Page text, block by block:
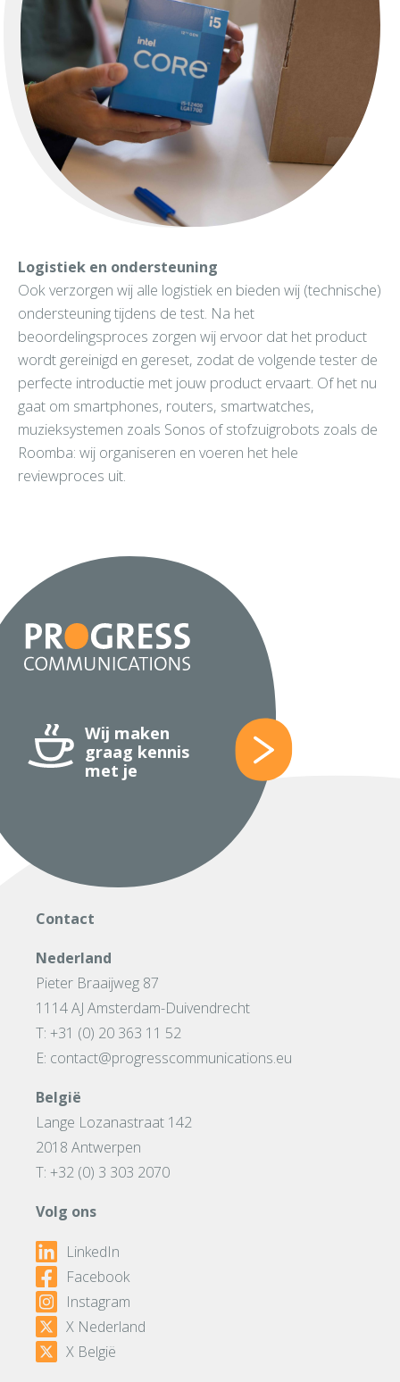
Logistiek en ondersteuning
Ook verzorgen wij alle logistiek en bieden wij (technische)
ondersteuning tijdens de test. Na het
beoordelingsproces zorgen wij ervoor dat het product
wordt gereinigd en gereset, zodat de volgende tester de
perfecte introductie met jouw product ervaart. Of het nu
gaat om smartphones, routers, smartwatches,
muzieksystemen zoals Sonos of stofzuigrobots zoals de
Roomba: wij organiseren en voeren het hele
reviewproces uit.
Wij maken
graag kennis
met je
Contact
Nederland
Pieter Braaijweg 87
1114 AJ Amsterdam-Duivendrecht
T: +31 (0) 20 363 11 52
E: contact@progresscommunications.eu
België
Lange Lozanastraat 142
2018 Antwerpen
T: +32 (0) 3 303 2070
Volg ons
LinkedIn
Facebook
Instagram
X Nederland
X België